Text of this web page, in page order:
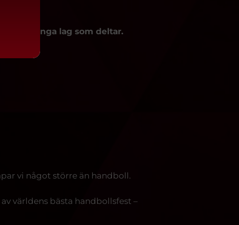
hur många lag som deltar.
vi något större än handboll.
världens bästa handbollsfest –